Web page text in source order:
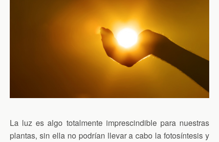
La luz es algo totalmente imprescindible para nuestras
plantas, sin ella no podrían llevar a cabo la fotosíntesis y